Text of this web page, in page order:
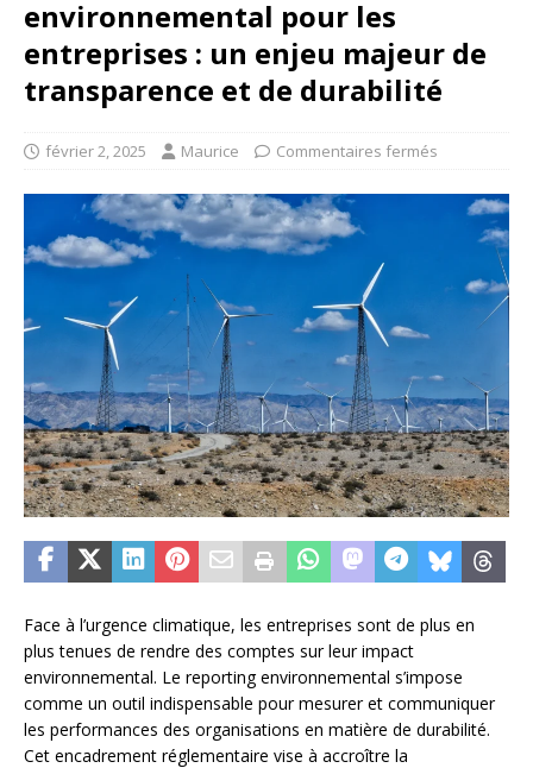
environnemental pour les
entreprises : un enjeu majeur de
transparence et de durabilité
février 2, 2025 Maurice Commentaires fermés
Face à l’urgence climatique, les entreprises sont de plus en
plus tenues de rendre des comptes sur leur impact
environnemental. Le reporting environnemental s’impose
comme un outil indispensable pour mesurer et communiquer
les performances des organisations en matière de durabilité.
Cet encadrement réglementaire vise à accroître la